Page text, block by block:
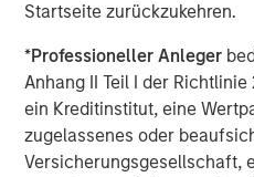
Startseite zurückzukehren.
*Professioneller Anleger
Anhang II Teil I der Richtlinie
ein Kreditinstitut, eine
zugelassenes oder
Versicherungsgesellschaft,
Subsequent to the closing of
and NuORDER, Lightspeed
partner of choice for
locations and thousands of
Details of transactions